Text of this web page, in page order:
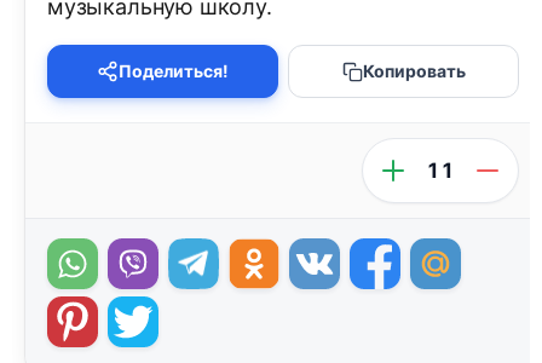
музыкальную школу.
Поделиться! Копировать
11